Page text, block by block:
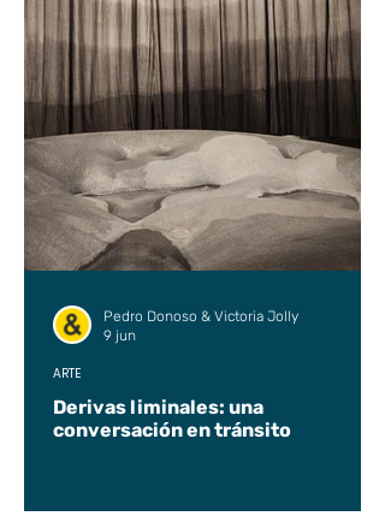
Derivas liminales: una
conversación en tránsito
ARTE
Pedro Donoso & Victoria Jolly
9 jun